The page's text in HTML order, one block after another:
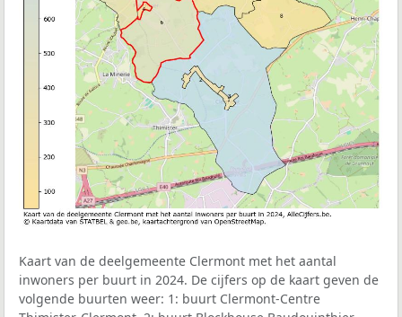
Kaart van de deelgemeente Clermont met het aantal
inwoners per buurt in 2024. De cijfers op de kaart geven de
volgende buurten weer: 1: buurt Clermont-Centre